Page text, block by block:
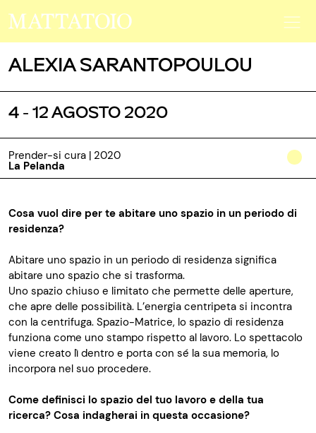
ALEXIA SARANTOPOULOU
4 - 12 AGOSTO 2020
Prender-si cura | 2020
La Pelanda
Cosa vuol dire per te abitare uno spazio in un periodo di
residenza?
Abitare uno spazio in un periodo di residenza significa
abitare uno spazio che si trasforma.
Uno spazio chiuso e limitato che permette delle aperture,
che apre delle possibilità. L’energia centripeta si incontra
con la centrifuga. Spazio-Matrice, lo spazio di residenza
funziona come uno stampo rispetto al lavoro. Lo spettacolo
viene creato lì dentro e porta con sé la sua memoria, lo
incorpora nel suo procedere.
Come definisci lo spazio del tuo lavoro e della tua
ricerca? Cosa indagherai in questa occasione?